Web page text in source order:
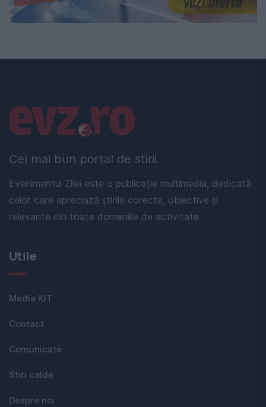
Cel mai bun portal de stiri!
Evenimentul Zilei este o publicație multimedia, dedicată
celor care apreciază știrile corecte, obiective și
relevante din toate domeniile de activitate
Linkuri utile
Utile
Media KIT
Contact
Comunicate
Stiri calde
Despre noi